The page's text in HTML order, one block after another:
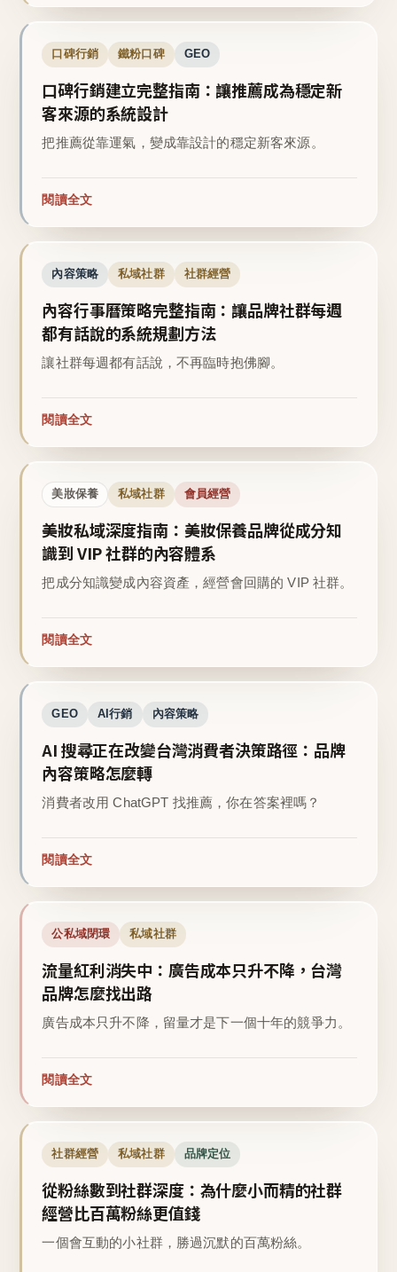
口碑行銷 鐵粉口碑 GEO
口碑行銷建立完整指南：讓推薦成為穩定新
客來源的系統設計
把推薦從靠運氣，變成靠設計的穩定新客來源。
閱讀全文
內容策略 私域社群 社群經營
內容行事曆策略完整指南：讓品牌社群每週
都有話說的系統規劃方法
讓社群每週都有話說，不再臨時抱佛腳。
閱讀全文
美妝保養 私域社群 會員經營
美妝私域深度指南：美妝保養品牌從成分知
識到 VIP 社群的內容體系
把成分知識變成內容資產，經營會回購的 VIP 社群。
閱讀全文
GEO AI行銷 內容策略
AI 搜尋正在改變台灣消費者決策路徑：品牌
內容策略怎麼轉
消費者改用 ChatGPT 找推薦，你在答案裡嗎？
閱讀全文
公私域閉環 私域社群
流量紅利消失中：廣告成本只升不降，台灣
品牌怎麼找出路
廣告成本只升不降，留量才是下一個十年的競爭力。
閱讀全文
社群經營 私域社群 品牌定位
從粉絲數到社群深度：為什麼小而精的社群
經營比百萬粉絲更值錢
一個會互動的小社群，勝過沉默的百萬粉絲。